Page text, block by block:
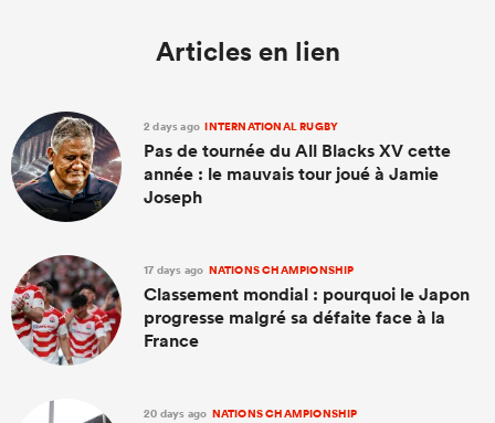
Articles en lien
2 days ago INTERNATIONAL RUGBY
Pas de tournée du All Blacks XV cette
année : le mauvais tour joué à Jamie
Joseph
17 days ago NATIONS CHAMPIONSHIP
Classement mondial : pourquoi le Japon
progresse malgré sa défaite face à la
France
20 days ago NATIONS CHAMPIONSHIP